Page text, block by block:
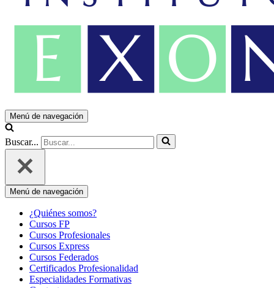
Menú de navegación
Buscar...
Menú de navegación
¿Quiénes somos?
Cursos FP
Cursos Profesionales
Cursos Express
Cursos Federados
Certificados Profesionalidad
Especialidades Formativas